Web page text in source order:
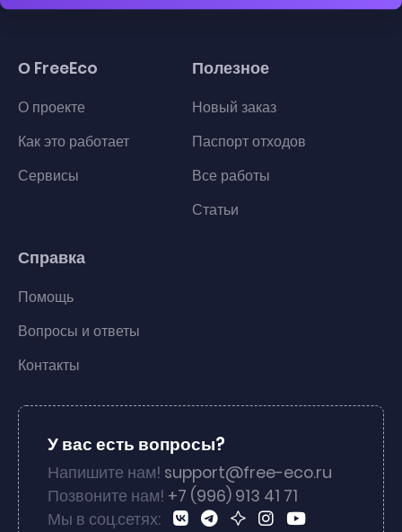
О FreeEco
О проекте
Как это работает
Сервисы
Полезное
Новый заказ
Паспорт отходов
Все работы
Статьи
Справка
Помощь
Вопросы и ответы
Контакты
У вас есть вопросы?
Напишите нам! support@free-eco.ru
Позвоните нам! +7 (996) 913 41 71
Мы в соц.сетях: